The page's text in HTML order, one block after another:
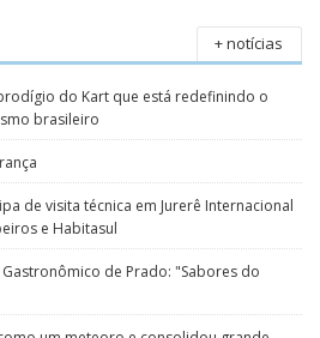
+ notícias
prodígio do Kart que está redefinindo o
brasileiro
de visita técnica em Jurerê Internacional
e Habitasul
Gastronômico de Prado: "Sabores do